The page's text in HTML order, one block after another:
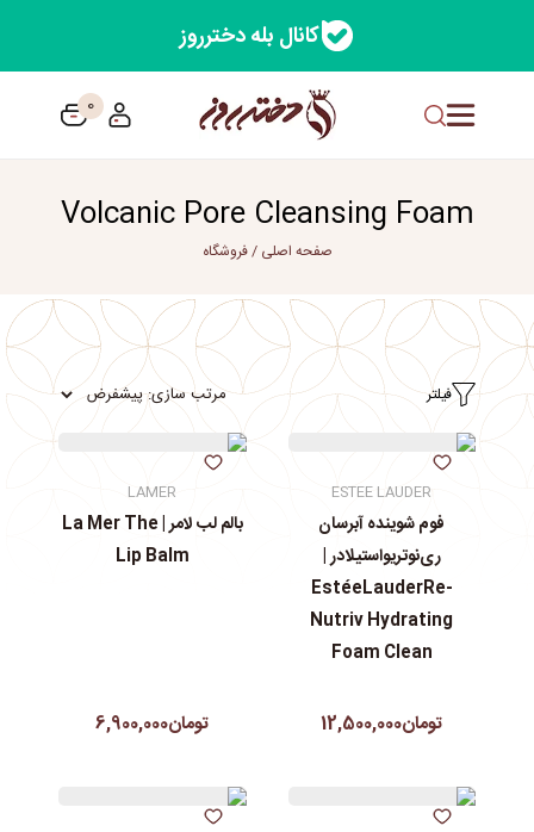
کانال بله دخترروز
0
Volcanic Pore Cleansing Foam
صفحه اصلی /فروشگاه
فیلتر
ESTEE LAUDER
فوم شوینده آبرسان
ری‌نوتریواستیلادر |
EstéeLauderRe-
Nutriv Hydrating
Foam Clean
تومان12,500,000
LAMER
بالم لب لامر | La Mer The
Lip Balm
تومان6,900,000